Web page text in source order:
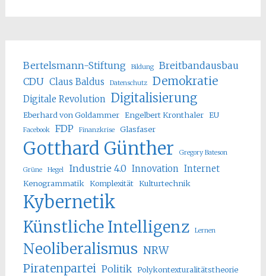
Bertelsmann-Stiftung Bildung
Breitbandausbau
CDU Claus Baldus Datenschutz Demokratie
Digitale Revolution Digitalisierung
Eberhard von Goldammer Engelbert Kronthaler EU
Facebook FDP Finanzkrise Glasfaser
Gotthard Günther Gregory Bateson
Grüne Hegel Industrie 4.0 Innovation Internet
Kenogrammatik Komplexität Kulturtechnik
Kybernetik
Künstliche Intelligenz Lernen
Neoliberalismus NRW
Piratenpartei Politik Polykontexturalitätstheorie